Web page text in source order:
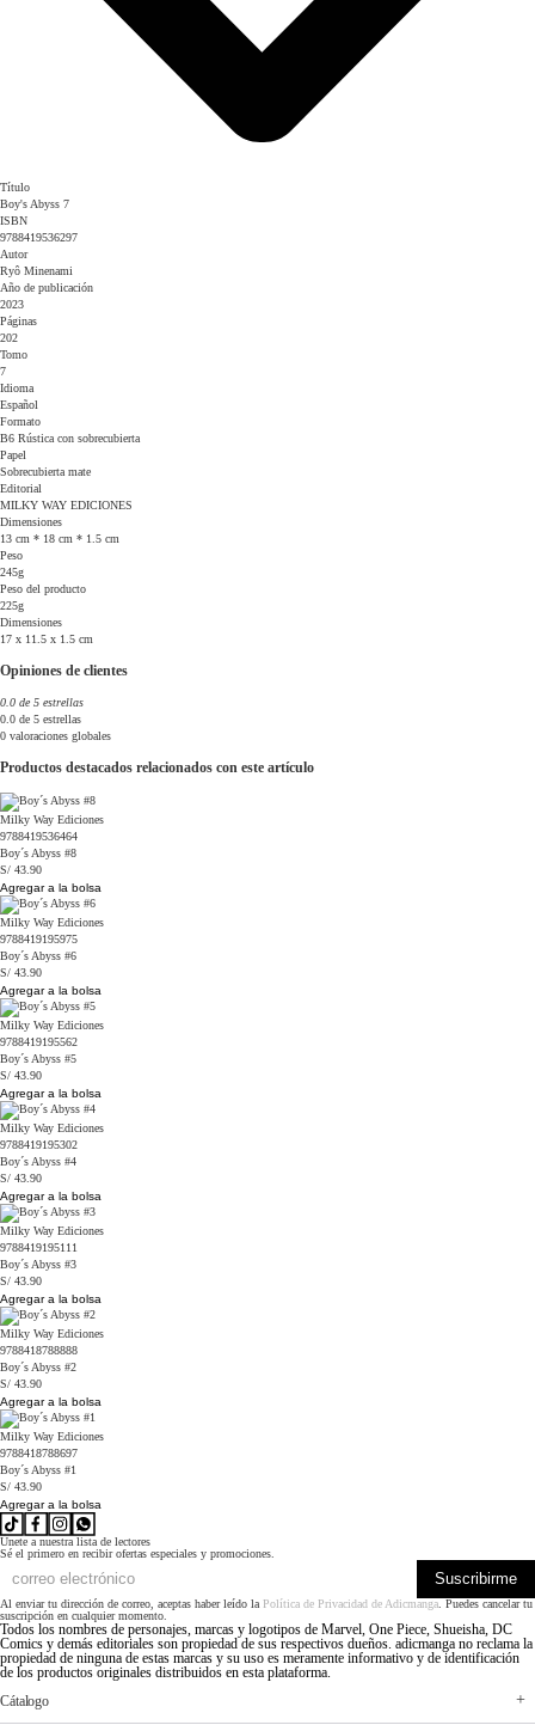
Título
Boy's Abyss 7
ISBN
9788419536297
Autor
Ryô Minenami
Año de publicación
2023
Páginas
202
Tomo
7
Idioma
Español
Formato
B6 Rústica con sobrecubierta
Papel
Sobrecubierta mate
Editorial
MILKY WAY EDICIONES
Dimensiones
13 cm * 18 cm * 1.5 cm
Peso
245g
Peso del producto
225g
Dimensiones
17 x 11.5 x 1.5 cm
Opiniones de clientes
0.0 de 5 estrellas
0.0 de 5 estrellas
0 valoraciones globales
Productos destacados relacionados con este artículo
Milky Way Ediciones
9788419536464
Boy´s Abyss #8
S/ 43.90
Agregar a la bolsa
Milky Way Ediciones
9788419195975
Boy´s Abyss #6
S/ 43.90
Agregar a la bolsa
Milky Way Ediciones
9788419195562
Boy´s Abyss #5
S/ 43.90
Agregar a la bolsa
Milky Way Ediciones
9788419195302
Boy´s Abyss #4
S/ 43.90
Agregar a la bolsa
Milky Way Ediciones
9788419195111
Boy´s Abyss #3
S/ 43.90
Agregar a la bolsa
Milky Way Ediciones
9788418788888
Boy´s Abyss #2
S/ 43.90
Agregar a la bolsa
Milky Way Ediciones
9788418788697
Boy´s Abyss #1
S/ 43.90
Agregar a la bolsa
Únete a nuestra lista de lectores
Sé el primero en recibir ofertas especiales y promociones.
Suscribirme
Al enviar tu dirección de correo, aceptas haber leído la Política de Privacidad de Adicmanga . Puedes cancelar tu
suscripción en cualquier momento.
Todos los nombres de personajes, marcas y logotipos de Marvel, One Piece, Shueisha, DC
Comics y demás editoriales son propiedad de sus respectivos dueños. adicmanga no reclama la
propiedad de ninguna de estas marcas y su uso es meramente informativo y de identificación
de los productos originales distribuidos en esta plataforma.
Cátalogo